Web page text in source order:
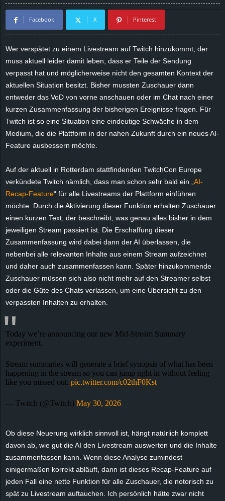
Facebook X Pinterest
Wer verspätet zu einem Livestream auf Twitch hinzukommt, der
muss aktuell leider damit leben, dass er Teile der Sendung
verpasst hat und möglicherweise nicht den gesamten Kontext der
aktuellen Situation besitzt. Bisher mussten Zuschauer dann
entweder das VoD von vorne anschauen oder im Chat nach einer
kurzen Zusammenfassung der bisherigen Ereignisse fragen. Für
Twitch ist so eine Situation eine eindeutige Schwäche in dem
Medium, die die Plattform in der nahen Zukunft durch ein neues AI-
Feature ausbessern möchte.
Auf der aktuell in Rotterdam stattfindenden TwitchCon Europe
verkündete Twitch nämlich, dass man schon sehr bald ein „AI-
Recap-Feature“ für alle Livestreams der Plattform einführen
möchte. Durch die Aktivierung dieser Funktion erhalten Zuschauer
einen kurzen Text, der beschreibt, was genau alles bisher in dem
jeweiligen Stream passiert ist. Die Erschaffung dieser
Zusammenfassung wird dabei dann der AI überlassen, die
nebenbei alle relevanten Inhalte aus einem Stream aufzeichnet
und daher auch zusammenfassen kann. Später hinzukommende
Zuschauer müssen sich also nicht mehr auf den Streamer selbst
oder die Güte des Chats verlassen, um eine Übersicht zu den
verpassten Inhalten zu erhalten.
Today we’re announcing our new Mid-Stream Summary
experiment.
Stream summaries will generate a brief synopsis of what has been
happening in the stream so you can jump right in without feeling
like you missed out. pic.twitter.com/c02thF0Kst
— Twitch (@Twitch) May 30, 2026
Ob diese Neuerung wirklich sinnvoll ist, hängt natürlich komplett
davon ab, wie gut die AI den Livestream auswerten und die Inhalte
zusammenfassen kann. Wenn diese Analyse zumindest
einigermaßen korrekt abläuft, dann ist dieses Recap-Feature auf
jeden Fall eine nette Funktion für alle Zuschauer, die notorisch zu
spät zu Livestream auftauchen. Ich persönlich hätte zwar nicht